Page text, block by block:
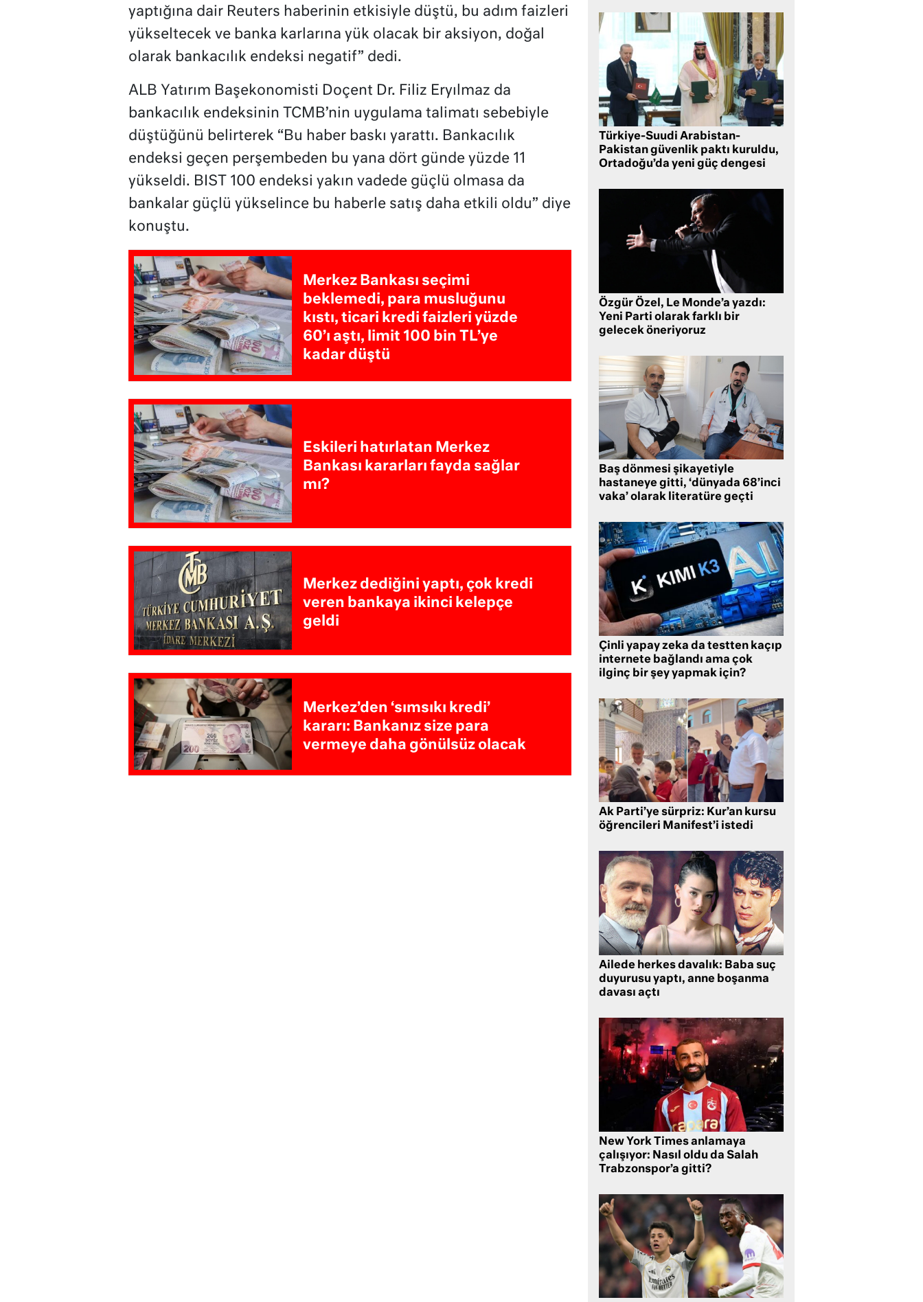
yaptığına dair Reuters haberinin etkisiyle düştü, bu adım faizleri
yükseltecek ve banka karlarına yük olacak bir aksiyon, doğal
olarak bankacılık endeksi negatif” dedi.
ALB Yatırım Başekonomisti Doçent Dr. Filiz Eryılmaz da
bankacılık endeksinin TCMB’nin uygulama talimatı sebebiyle
düştüğünü belirterek “Bu haber baskı yarattı. Bankacılık
endeksi geçen perşembeden bu yana dört günde yüzde 11
yükseldi. BIST 100 endeksi yakın vadede güçlü olmasa da
bankalar güçlü yükselince bu haberle satış daha etkili oldu” diye
konuştu.
Merkez Bankası seçimi
beklemedi, para musluğunu
kıstı, ticari kredi faizleri yüzde
60’ı aştı, limit 100 bin TL’ye
kadar düştü
Eskileri hatırlatan Merkez
Bankası kararları fayda sağlar
mı?
Merkez dediğini yaptı, çok kredi
veren bankaya ikinci kelepçe
geldi
Merkez’den ‘sımsıkı kredi’
kararı: Bankanız size para
vermeye daha gönülsüz olacak
Türkiye-Suudi Arabistan-
Pakistan güvenlik paktı kuruldu,
Ortadoğu’da yeni güç dengesi
Özgür Özel, Le Monde’a yazdı:
Yeni Parti olarak farklı bir
gelecek öneriyoruz
Baş dönmesi şikayetiyle
hastaneye gitti, ‘dünyada 68’inci
vaka’ olarak literatüre geçti
Çinli yapay zeka da testten kaçıp
internete bağlandı ama çok
ilginç bir şey yapmak için?
Ak Parti’ye sürpriz: Kur’an kursu
öğrencileri Manifest’i istedi
Ailede herkes davalık: Baba suç
duyurusu yaptı, anne boşanma
davası açtı
New York Times anlamaya
çalışıyor: Nasıl oldu da Salah
Trabzonspor’a gitti?